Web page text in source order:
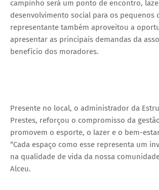
campinho será um ponto de encontro,
desenvolvimento social para os pequenos
representante também aproveitou a
apresentar as principais demandas da
benefício dos moradores.
Presente no local, o administrador da
Prestes, reforçou o compromisso da
promovem o esporte, o lazer e o bem-
“Cada espaço como esse representa um
na qualidade de vida da nossa
Alceu.